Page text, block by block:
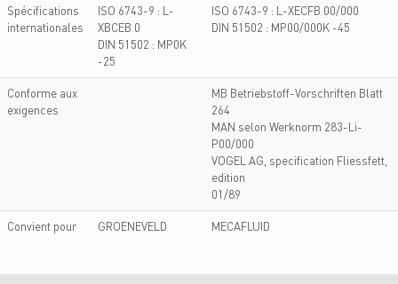
GRAISSE GC 0
GRAISSE GC 000
Spécifications
internationales
ISO 6743-9 : L-
XBCEB 0
DIN 51502 : MP0K
-25
ISO 6743-9 : L-XECFB 00/000
DIN 51502 : MP00/000K -45
Conforme aux
exigences
MB Betriebstoff-Vorschriften Blatt
264
MAN selon Werknorm 283-Li-
P00/000
VOGEL AG, specification Fliessfett,
edition
01/89
Convient pour GROENEVELD MECAFLUID